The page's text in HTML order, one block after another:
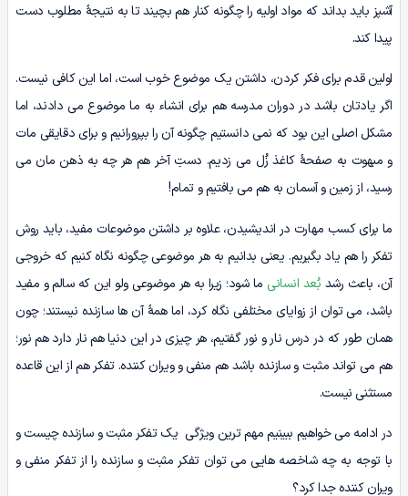
آشپز باید بداند که مواد اولیه را چگونه کنار هم بچیند تا به نتیجۀ مطلوب دست
پیدا کند.
اولین قدم برای فکر کردن، داشتن یک موضوع خوب است، اما این کافی نیست.
اگر یادتان باشد در دوران مدرسه هم برای انشاء به ما موضوع می دادند، اما
مشکل اصلی این بود که نمی دانستیم چگونه آن را بپرورانیم و برای دقایقی مات
و مبهوت به صفحۀ کاغذ زُل می زدیم. دستِ آخر هم هر چه به ذهن مان می
رسید، از زمین و آسمان به هم می بافتیم و تمام!
ما برای کسب مهارت در اندیشیدن، علاوه بر داشتن موضوعات مفید، باید روش
تفکر را هم یاد بگیریم. یعنی بدانیم به هر موضوعی چگونه نگاه کنیم که خروجی
آن، باعث رشد بُعد انسانی ما شود؛ زیرا به هر موضوعی ولو این که سالم و مفید
باشد، می توان از زوایای مختلفی نگاه کرد، اما همۀ آن ها سازنده نیستند؛ چون
همان طور که در درس نار و نور گفتیم، هر چیزی در این دنیا هم نار دارد هم نور؛
هم می تواند مثبت و سازنده باشد هم منفی و ویران کننده. تفکر هم از این قاعده
مستثنی نیست.
در ادامه می خواهیم ببینیم مهم ترین ویژگی یک تفکر مثبت و سازنده چیست و
با توجه به چه شاخصه هایی می توان تفکر مثبت و سازنده را از تفکر منفی و
ویران کننده جدا کرد؟